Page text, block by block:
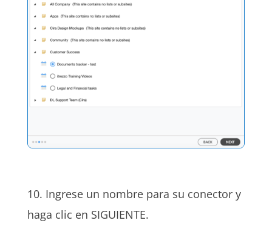
10. Ingrese un nombre para su conector y
haga clic en SIGUIENTE.